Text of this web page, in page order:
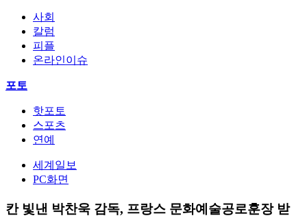
사회
칼럼
피플
온라인이슈
포토
핫포토
스포츠
연예
세계일보
PC화면
칸 빛낸 박찬욱 감독, 프랑스 문화예술공로훈장 받